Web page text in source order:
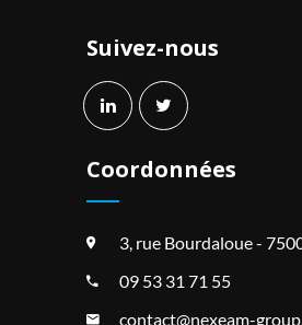
Suivez-nous
Coordonnées
3, rue Bourdaloue -
09 53 31 71 55
contact@nexeam-